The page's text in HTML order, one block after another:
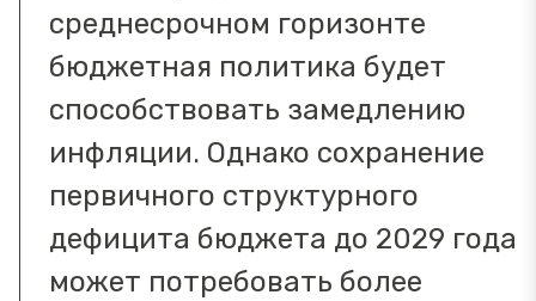
среднесрочном горизонте
бюджетная политика будет
способствовать замедлению
инфляции. Однако сохранение
первичного структурного
дефицита бюджета до 2029 года
может потребовать более